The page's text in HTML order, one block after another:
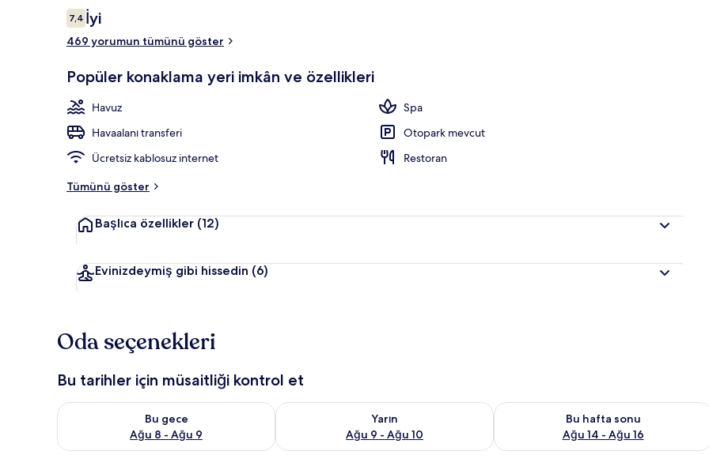
Kapalı yüzme havuzu, açık yüzme havuzu, havuz şemsiyeleri, şezlonglar
Yorumlar
7,47,4/10
İyi
469 yorumun tümünü göster
Popüler konaklama yeri imkân ve özellikleri
Havuz
Spa
Havaalanı transferi
Otopark mevcut
Ücretsiz kablosuz internet
Restoran
Tümünü göster
Başlıca özellikler (12)
Evinizdeymiş gibi hissedin (6)
Oda seçenekleri
Bu tarihler için müsaitliği kontrol et
Bu gece
Ağu 8 - Ağu 9
Bu gece için müsaitliği kontrol et Ağu 8 - Ağu 9
Yarın
Ağu 9 - Ağu 10
Yarın için müsaitliği kontrol et Ağu 9 - Ağu 10
Bu hafta sonu
Ağu 14 - Ağu 16
Bu hafta sonu için müsaitliği kontrol et